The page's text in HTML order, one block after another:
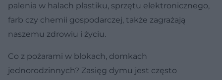
palenia w halach plastiku, sprzętu elektronicznego,
farb czy chemii gospodarczej, także zagrażają
naszemu zdrowiu i życiu.
Co z pożarami w blokach, domkach
jednorodzinnych? Zasięg dymu jest często